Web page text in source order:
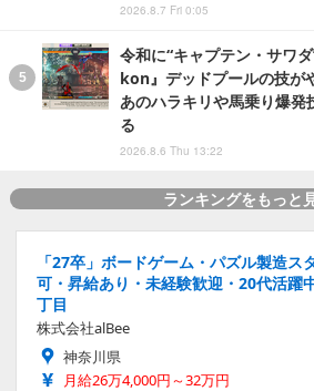
2026.8.7 Fri 0:05
令和に“キャプテン・サワ
kon』デッドプールの技が
あのハラキリや馬乗り爆
る
2026.8.6 Thu 13:22
ランキングをもっと
「27卒」ボードゲーム・パズル製造ス
可・昇給あり・未経験歓迎・20代活躍
丁目
株式会社alBee
神奈川県
月給26万4,000円～32万円